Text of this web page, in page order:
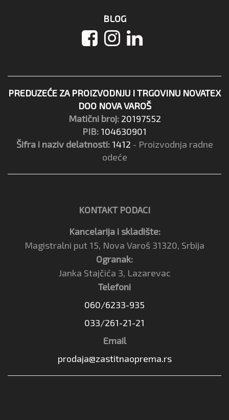
BLOG
PREDUZEĆE ZA PROIZVODNJU I TRGOVINU NOVATEX
DOO NOVA VAROŠ
Matični broj: 20197552
PIB: 104630901
Šifra i naziv delatnosti: 1412 - Proizvodnja radne
odeće
KONTAKT PODACI
Kancelarija i skladište:
Magistralni put 15, Nova Varoš 31320, Srbija
Ogranak:
Janka Stajčića 3, Lazarevac
Telefoni
060/6233-935
033/261-21-21
Email
prodaja@zastitnaoprema.rs